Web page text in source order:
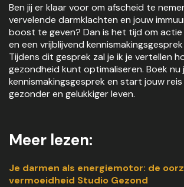
Ben jij er klaar voor om afscheid te
vervelende darmklachten en jouw
boost te geven? Dan is het tijd om
en een vrijblijvend
Tijdens dit gesprek zal je ik je vertellen
gezondheid kunt optimaliseren. Boek nu
kennismakingsgesprek en start jouw
gezonder en gelukkiger leven.
Meer lezen:
Je darmen als energiemotor: de
vermoeidheid Studio Gezond